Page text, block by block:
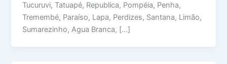
Tucuruvi, Tatuapé, Republica, Pompéia, Penha,
Tremembé, Paraíso, Lapa, Perdizes, Santana, Limão,
Sumarezinho, Agua Branca, […]